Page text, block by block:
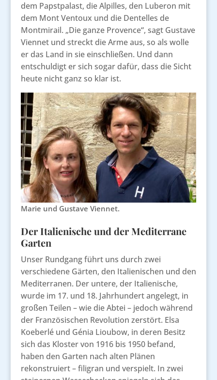
dem Papstpalast, die Alpilles, den Luberon mit
dem Mont Ventoux und die Dentelles de
Montmirail. „Die ganze Provence“, sagt Gustave
Viennet und streckt die Arme aus, so als wolle
er das Land in sie einschließen. Und dann
entschuldigt er sich sogar dafür, dass die Sicht
heute nicht ganz so klar ist.
Marie und Gustave Viennet.
Der Italienische und der Mediterrane
Garten
Unser Rundgang führt uns durch zwei
verschiedene Gärten, den Italienischen und den
Mediterranen. Der untere, der Italienische,
wurde im 17. und 18. Jahrhundert angelegt, in
großen Teilen – wie die Abtei – jedoch während
der Französischen Revolution zerstört. Elsa
Koeberlé und Génia Lioubow, in deren Besitz
sich das Kloster von 1916 bis 1950 befand,
haben den Garten nach alten Plänen
rekonstruiert – filigran und verspielt. In zwei